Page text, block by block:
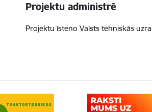
Projektu administrē
Projektu īsteno Valsts tehniskās